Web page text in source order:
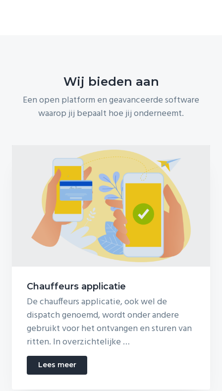
Wij bieden aan
Een open platform en geavanceerde software
waarop jij bepaalt hoe jij onderneemt.
Chauffeurs applicatie
De chauffeurs applicatie, ook wel de
dispatch genoemd, wordt onder andere
gebruikt voor het ontvangen en sturen van
ritten. In overzichtelijke …
Lees meerabout
Chauffeurs